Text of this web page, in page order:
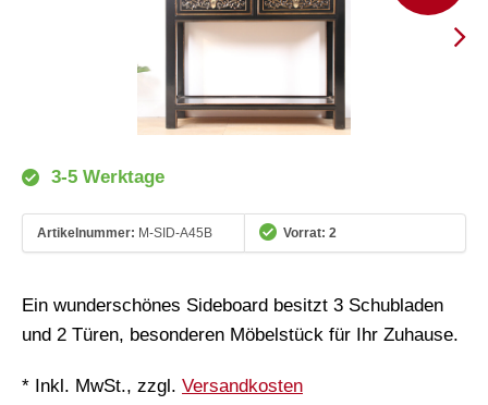
3-5 Werktage
Artikelnummer: M-SID-A45B Vorrat: 2
Ein wunderschönes Sideboard besitzt 3 Schubladen
und 2 Türen, besonderen Möbelstück für Ihr Zuhause.
* Inkl. MwSt., zzgl. Versandkosten